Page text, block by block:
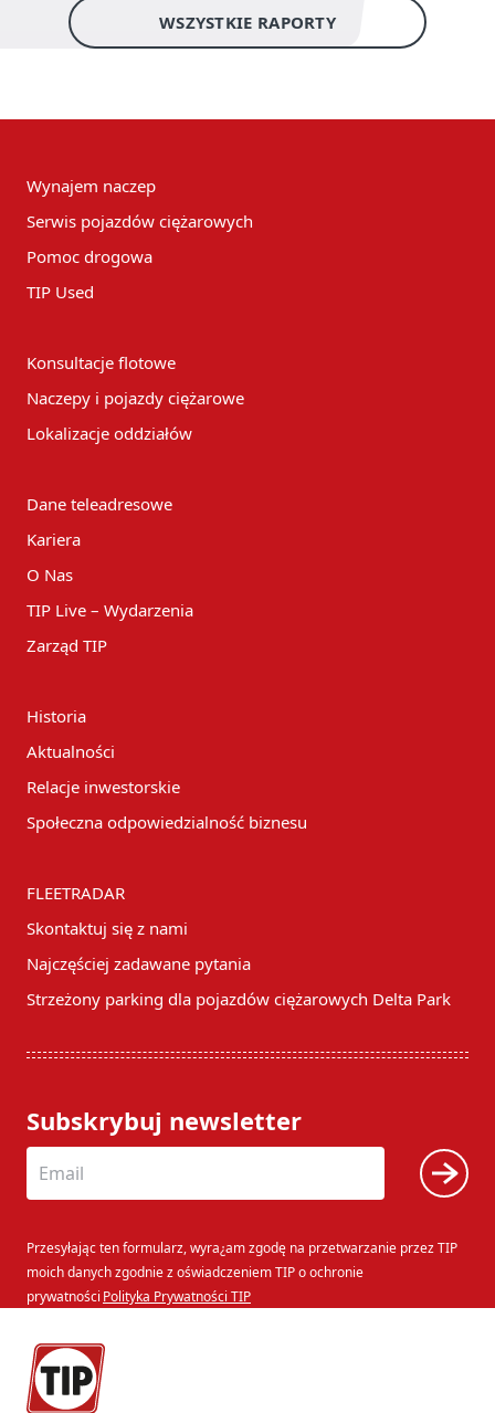
WSZYSTKIE RAPORTY
Wynajem naczep
Serwis pojazdów ciężarowych
Pomoc drogowa
TIP Used
Konsultacje flotowe
Naczepy i pojazdy ciężarowe
Lokalizacje oddziałów
Dane teleadresowe
Kariera
O Nas
TIP Live – Wydarzenia
Zarząd TIP
Historia
Aktualności
Relacje inwestorskie
Społeczna odpowiedzialność biznesu
FLEETRADAR
Skontaktuj się z nami
Najczęściej zadawane pytania
Strzeżony parking dla pojazdów ciężarowych Delta Park
Subskrybuj newsletter
Przesyłając ten formularz, wyra¿am zgodę na przetwarzanie przez TIP
moich danych zgodnie z oświadczeniem TIP o ochronie
prywatności Polityka Prywatności TIP